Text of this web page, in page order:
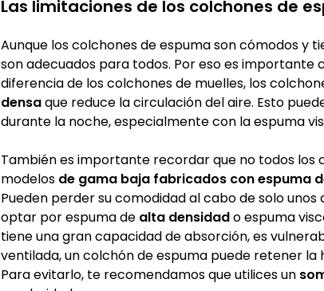
Las limitaciones de los colchones de
Aunque los colchones de espuma son cómodos y
son adecuados para todos. Por eso es
diferencia de los colchones de muelles, los
densaque reduce la circulación del aire. Esto
durante la noche, especialmente con la espuma
También es importante recordar que no todos los
modelos de gama baja fabricados con espuma
Pueden perder su comodidad al cabo de solo unos
optar por espuma de alta densidado espuma
tiene una gran capacidad de absorción, es
ventilada, un colchón de espuma puede retener
Para evitarlo, te recomendamos que utilices un